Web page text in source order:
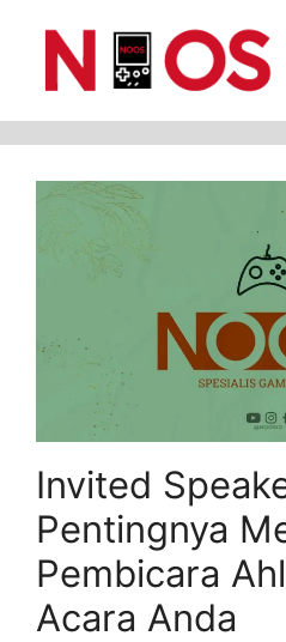
Invited
Pentingnya
Pembicara
Acara Anda